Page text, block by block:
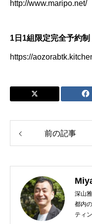
http://www.maripo.net/
1日1組限定完全予約
https://
前の記事
深山
都内
ティ